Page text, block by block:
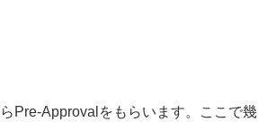
Pre-Approvalをもらいます。ここで幾